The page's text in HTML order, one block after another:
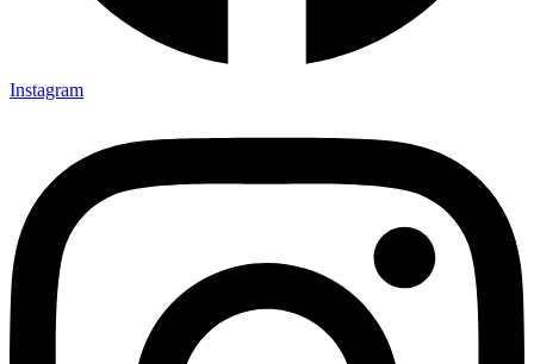
Instagram